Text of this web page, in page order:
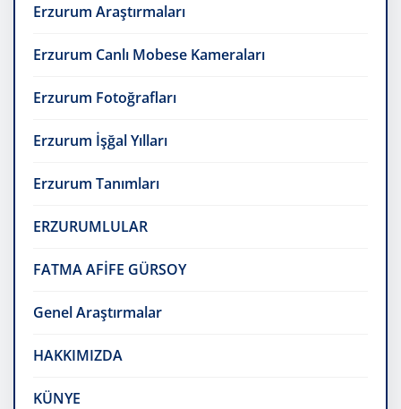
Erzurum Araştırmaları
Erzurum Canlı Mobese Kameraları
Erzurum Fotoğrafları
Erzurum İşğal Yılları
Erzurum Tanımları
ERZURUMLULAR
FATMA AFİFE GÜRSOY
Genel Araştırmalar
HAKKIMIZDA
KÜNYE